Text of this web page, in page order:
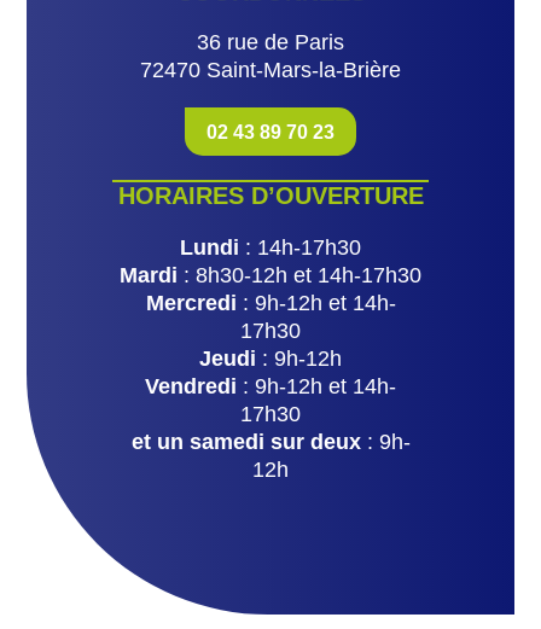
36 rue de Paris
72470 Saint-Mars-la-Brière
02 43 89 70 23
HORAIRES D’OUVERTURE
Lundi : 14h-17h30
Mardi : 8h30-12h et 14h-17h30
Mercredi : 9h-12h et 14h-
17h30
Jeudi : 9h-12h
Vendredi : 9h-12h et 14h-
17h30
et un samedi sur deux: 9h-
12h